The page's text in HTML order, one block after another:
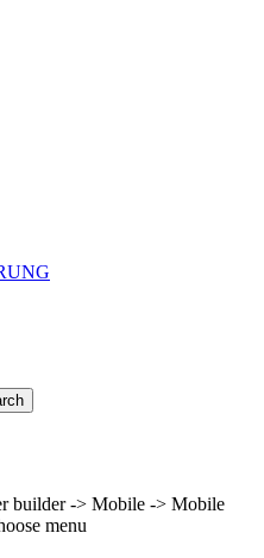
builder -> Mobile -> Mobile
menu